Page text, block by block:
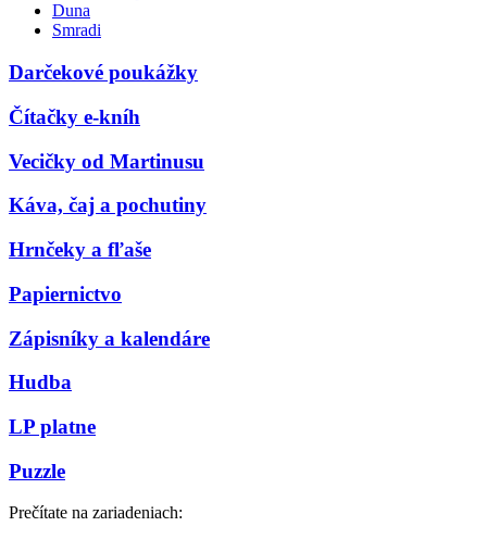
Duna
Smradi
Darčekové poukážky
Čítačky e-kníh
Vecičky od Martinusu
Káva, čaj a pochutiny
Hrnčeky a fľaše
Papiernictvo
Zápisníky a kalendáre
Hudba
LP platne
Puzzle
Prečítate na zariadeniach: